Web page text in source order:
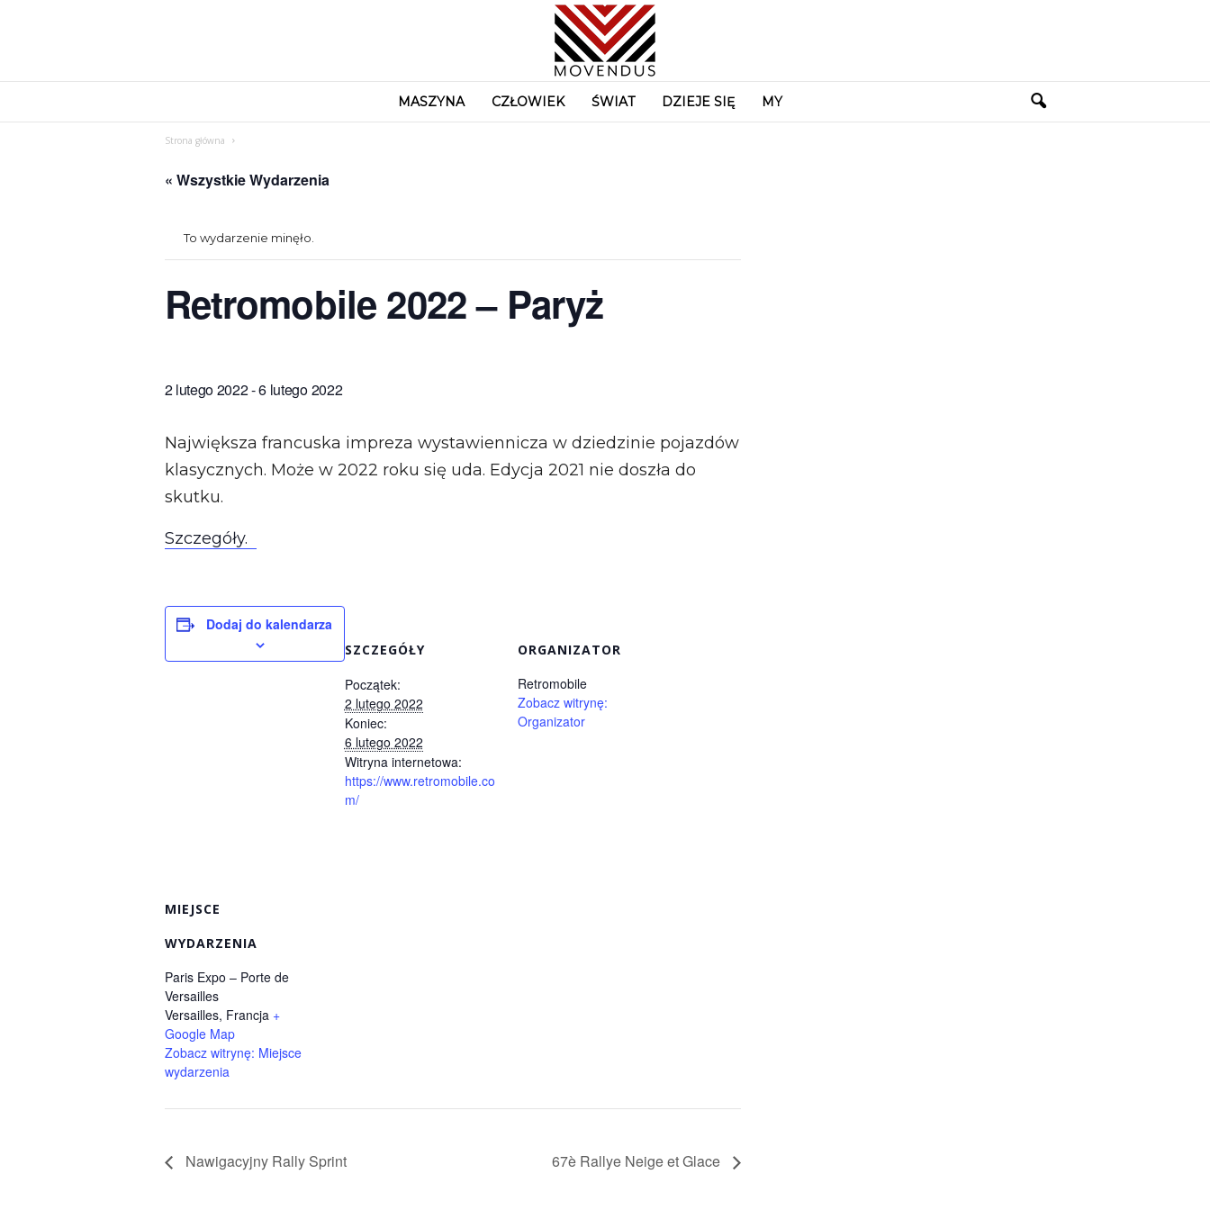
v
MASZYNA CZŁOWIEK ŚWIAT DZIEJE SIĘ MY
Strona główna
« Wszystkie Wydarzenia
To wydarzenie minęło.
Retromobile 2022 – Paryż
2 lutego 2022-6 lutego 2022
Największa francuska impreza wystawiennicza w dziedzinie pojazdów
klasycznych. Może w 2022 roku się uda. Edycja 2021 nie doszła do
skutku.
Szczegóły.
Dodaj do kalendarza
SZCZEGÓŁY
Początek:
2 lutego 2022
Koniec:
6 lutego 2022
Witryna internetowa:
https://www.retromobile.co
m/
ORGANIZATOR
Retromobile
Zobacz witrynę:
Organizator
MIEJSCE
WYDARZENIA
Paris Expo – Porte de
Versailles
Versailles, Francja +
Google Map
Zobacz witrynę: Miejsce
wydarzenia
Nawigacyjny Rally Sprint 67è Rallye Neige et Glace